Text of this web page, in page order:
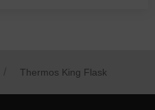
Thermos King Flask